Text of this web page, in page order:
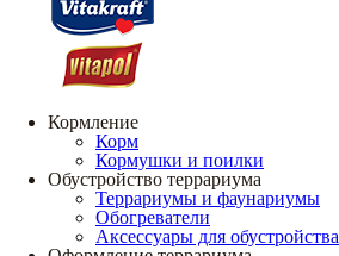
Кормление
Корм
Кормушки и поилки
Обустройство террариума
Террариумы и фаунариумы
Обогреватели
Аксессуары для обустройства